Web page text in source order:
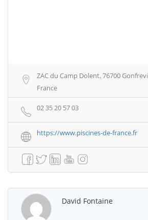
ZAC du Camp Dolent, 76700
France
02 35 20 57 03
https://www.piscines-de-france.fr
David Fontaine